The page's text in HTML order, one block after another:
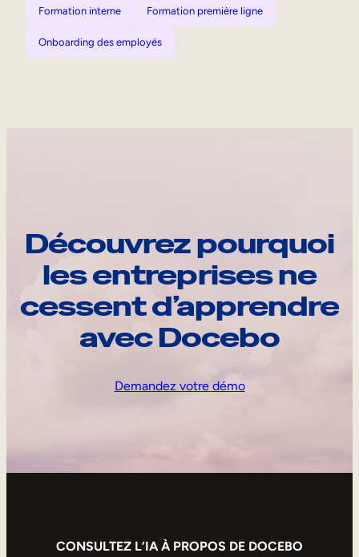
Formation interne Formation première ligne
Onboarding des employés
Découvrez pourquoi
les entreprises ne
cessent d’apprendre
avec Docebo
Demandez votre démo
CONSULTEZ L’IA À PROPOS DE DOCEBO